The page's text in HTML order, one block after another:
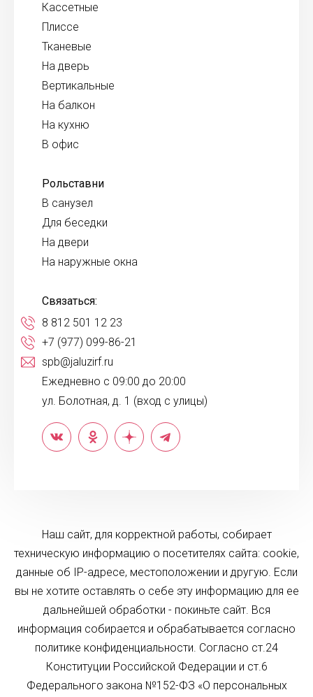
Кассетные
Плиссе
Тканевые
На дверь
Вертикальные
На балкон
На кухню
В офис
Рольставни
В санузел
Для беседки
На двери
На наружные окна
Связаться:
8 812 501 12 23
+7 (977) 099-86-21
spb@jaluzirf.ru
Ежедневно с 09:00 до 20:00
ул. Болотная, д. 1 (вход с улицы)
Наш сайт, для корректной работы, собирает
техническую информацию о посетителях сайта: cookie,
данные об IP-адресе, местоположении и другую. Если
вы не хотите оставлять о себе эту информацию для ее
дальнейшей обработки - покиньте сайт. Вся
информация собирается и обрабатывается согласно
политике конфиденциальности. Согласно ст.24
Конституции Российской Федерации и ст.6
Федерального закона №152-ФЗ «О персональных